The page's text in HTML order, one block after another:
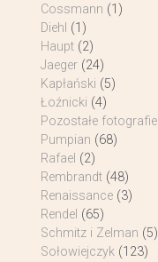
Cossmann (1)
Diehl (1)
Haupt (2)
Jaeger (24)
Kapłański (5)
Łoźnicki (4)
Pozostałe fotografie
Pumpian (68)
Rafael (2)
Rembrandt (48)
Renaissance (3)
Rendel (65)
Schmitz i Zelman (5)
Sołowiejczyk (123)